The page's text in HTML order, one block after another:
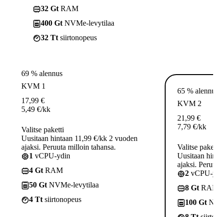
32 Gt RAM
400 Gt NVMe-levytilaa
32 Tt siirtonopeus
69 % alennus
KVM 1
17,99 €
5,49 €/kk
Valitse paketti
Uusitaan hintaan 11,99 €/kk 2 vuoden
ajaksi. Peruuta milloin tahansa.
1 vCPU-ydin
4 Gt RAM
50 Gt NVMe-levytilaa
4 Tt siirtonopeus
65 %
KVM 2
21,99 €
7,79 €/kk
Valitse
Uusitaan
ajaksi.
2 vCPU-
8 Gt
100 Gt